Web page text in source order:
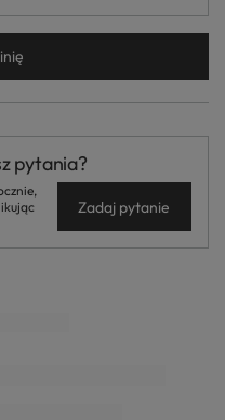
pytania?
Zadaj pytanie